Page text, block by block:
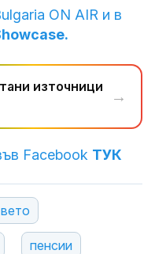
ON AIR и в
източници
→
Facebook ТУК
вето
пенсии